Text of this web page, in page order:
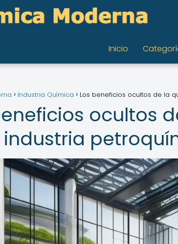
Inicio
Industria Química Los beneficios ocultos de la
ocultos
industria